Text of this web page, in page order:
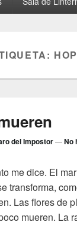
del Impostor—No
me dice. El
transforma,
Las flores de
mueren. La
no mueren